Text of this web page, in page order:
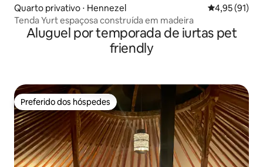
Quarto privativo ⋅ Hennezel 4,95 de uma
4,95 (91)
Tenda Yurt espaçosa construída em madeira
Aluguel por temporada de iurtas pet
friendly
Preferido dos hóspedes
Preferido dos hóspedes